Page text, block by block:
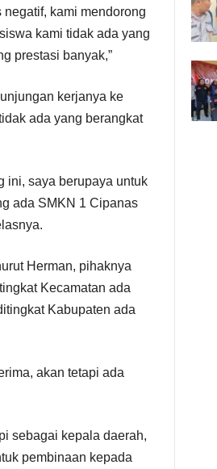
kami mendorong
kami tidak ada yang
prestasi banyak,”
kerjanya ke
ada yang berangkat
ini, saya berupaya untuk
ada SMKN 1 Cipanas
Herman, pihaknya
Kecamatan ada
Kabupaten ada
akan tetapi ada
sebagai kepala daerah,
pembinaan kepada